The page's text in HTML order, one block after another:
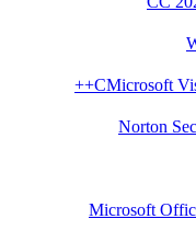
Microsoft
Norton